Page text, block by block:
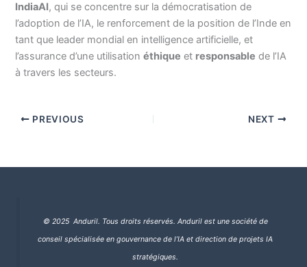
IndiaAI, qui se concentre sur la démocratisation de
l’adoption de l’IA, le renforcement de la position de l’Inde en
tant que leader mondial en intelligence artificielle, et
l’assurance d’une utilisationéthique et responsable de l’IA
à travers les secteurs.
PREVIOUS NEXT
© 2025 Anduril. Tous droits réservés. Anduril est une société de
conseil spécialisée en gouvernance de l’IA et direction de projets IA
stratégiques.